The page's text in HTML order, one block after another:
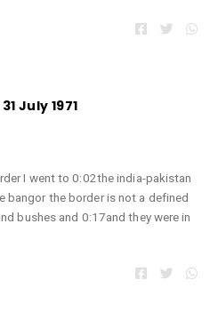
July 1971
I went to 0:02the india-pakistan
bangor the border is not a defined
bushes and 0:17and they were in